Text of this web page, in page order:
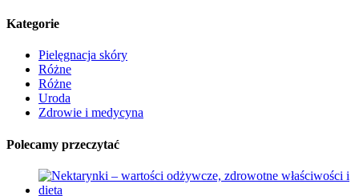
Kategorie
Pielęgnacja skóry
Różne
Różne
Uroda
Zdrowie i medycyna
Polecamy przeczytać